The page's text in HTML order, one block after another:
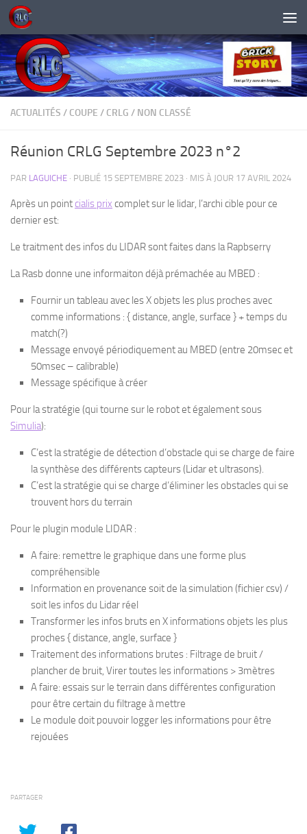
Skip to content
ACTUALITÉS / COUPE / CRLG / NON CLASSÉ
Réunion CRLG Septembre 2023 n°2
PAR LAGUICHE · PUBLIÉ 15 SEPTEMBRE 2023 · MIS À JOUR 17 AVRIL 2024
Après un point cialis prix complet sur le lidar, l’archi cible pour ce
dernier est:
Le traitment des infos du LIDAR sont faites dans la Rapbserry
La Rasb donne une informaiton déjà prémachée au MBED :
Fournir un tableau avec les X objets les plus proches avec
comme informations : { distance, angle, surface } + temps du
match(?)
Message envoyé périodiquement au MBED (entre 20msec et
50msec – calibrable)
Message spécifique à créer
Pour la stratégie (qui tourne sur le robot et également sous
Simulia):
C’est la stratégie de détection d’obstacle qui se charge de faire
la synthèse des différents capteurs (Lidar et ultrasons).
C’est la stratégie qui se charge d’éliminer les obstacles qui se
trouvent hors du terrain
Pour le plugin module LIDAR :
A faire: remettre le graphique dans une forme plus
compréhensible
Information en provenance soit de la simulation (fichier csv) /
soit les infos du Lidar réel
Transformer les infos bruts en X informations objets les plus
proches { distance, angle, surface }
Traitement des informations brutes : Filtrage de bruit /
plancher de bruit, Virer toutes les informations > 3mètres
A faire: essais sur le terrain dans différentes configuration
pour être certain du filtrage à mettre
Le module doit pouvoir logger les informations pour être
rejouées
PARTAGER